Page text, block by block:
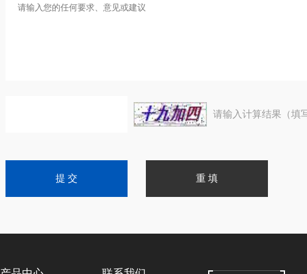
请输入计算结果（填